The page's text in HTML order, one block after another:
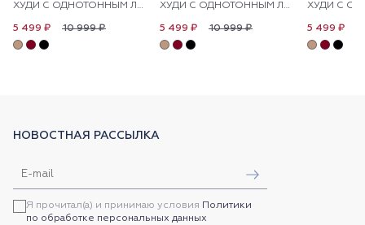
ХУДИ С ОДНОТОННЫМ ЛОГОТИПОМ
10 999 ₽
5 499 ₽
ХУДИ С ОДНОТОННЫМ ЛОГОТИПОМ
10 999 ₽
5 499 ₽ 5 499 ₽
НОВОСТНАЯ РАССЫЛКА
Я прочитал(а) и принимаю условия Политики
по обработке персональных данных